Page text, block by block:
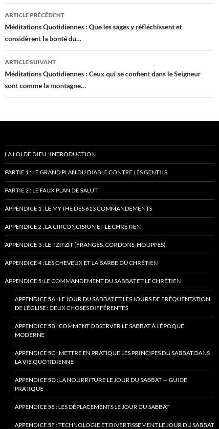
Navigation
des
articles
ARTICLE PRÉCÉDENT
Méditations Quotidiennes : Que les sages y réfléchissent et
considèrent la bonté du…
ARTICLE SUIVANT
Méditations Quotidiennes : Ceux qui se confient dans le Seigneur
sont comme la montagne…
LA LOI DE DIEU : INTRODUCTION
PARTIE 1 : LE GRAND PLAN DU DIABLE CONTRE LES GENTILS
PARTIE 2 : LE FAUX PLAN DE SALUT
APPENDICE 1 : LE MYTHE DES 613 COMMANDEMENTS
APPENDICE 2 : LA CIRCONCISION ET LE CHRÉTIEN
APPENDICE 3 : LE TZITZIT (FRANGES, CORDONS, HOUPPES)
APPENDICE 4 : LES CHEVEUX ET LA BARBE DU CHRÉTIEN
APPENDICE 5: LE COMMANDEMENT DU SABBAT ET LE CHRÉTIEN
APPENDICE 5A : LE JOUR DU SABBAT ET LES JOURS DE FRÉQUENTATION
DE L’ÉGLISE : DEUX CHOSES DIFFÉRENTES
APPENDICE 5B : COMMENT OBSERVER LE SABBAT À L’ÉPOQUE
MODERNE
APPENDICE 5C : METTRE EN PRATIQUE LES PRINCIPES DU SABBAT DANS
LA VIE QUOTIDIENNE
APPENDICE 5D : LA NOURRITURE LE JOUR DU SABBAT — GUIDE
PRATIQUE
APPENDICE 5E : LES DÉPLACEMENTS LE JOUR DU SABBAT
APPENDICE 5F : TECHNOLOGIE ET DIVERTISSEMENT LE JOUR DU SABBAT